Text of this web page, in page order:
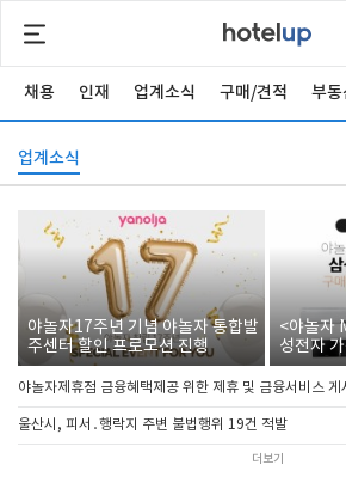
채용 인재 업계소식 구매/견적 부동
업계소식
야놀자17주년 기념 야놀자 통합발
주센터 할인 프로모션 진행
<야놀자
성전자
야놀자제휴점 금융혜택제공 위한 제휴 및 금융서비스 게
울산시, 피서․행락지 주변 불법행위 19건 적발
더보기